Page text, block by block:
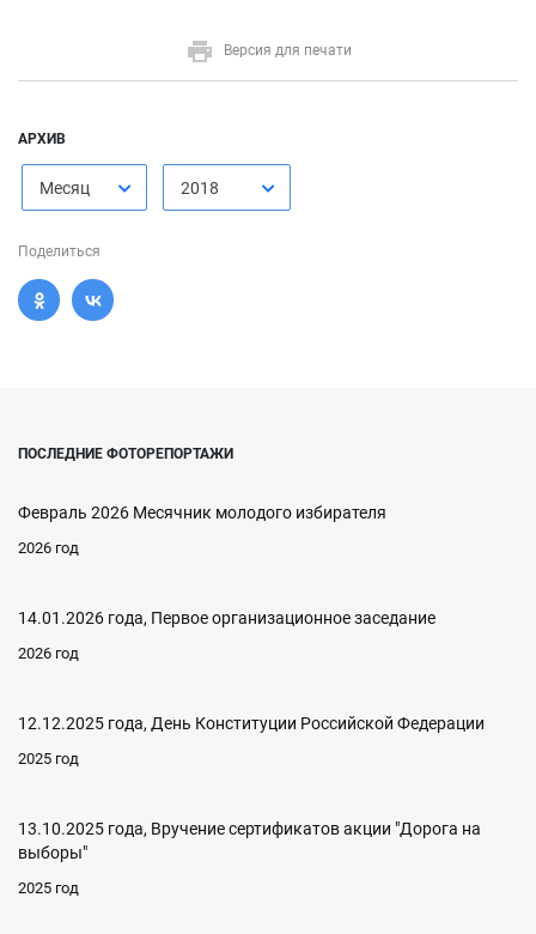
Версия для печати
АРХИВ
Месяц 2018
Поделиться
ПОСЛЕДНИЕ ФОТОРЕПОРТАЖИ
Февраль 2026 Месячник молодого избирателя
2026 год
14.01.2026 года, Первое организационное заседание
2026 год
12.12.2025 года, День Конституции Российской Федерации
2025 год
13.10.2025 года, Вручение сертификатов акции "Дорога на
выборы"
2025 год